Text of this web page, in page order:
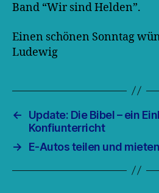
Band “Wir sind Helden”.
Einen schönen Sonntag
Ludewig
←
Update: Die Bibel – ein
Konfiunterricht
→
E-Autos teilen und mieten